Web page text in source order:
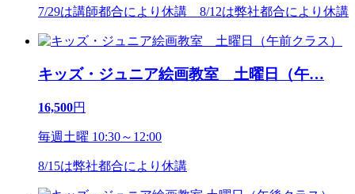
7/29は講師都合により休講 8/12は弊社都合により休講
キッズ・ジュニア絵画教室 土曜日（午…
16,500円
毎週土曜 10:30～12:00
8/15は弊社都合により休講